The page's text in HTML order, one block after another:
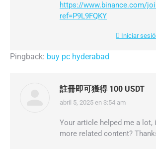
https://www.binance.com/
ref=P9L9FQKY
Iniciar
Pingback: buy pc hyderabad
註冊即可獲得 100 USDT
dice:
abril 5, 2025 en 3:54 am
Your article helped me a lot,
more related content?